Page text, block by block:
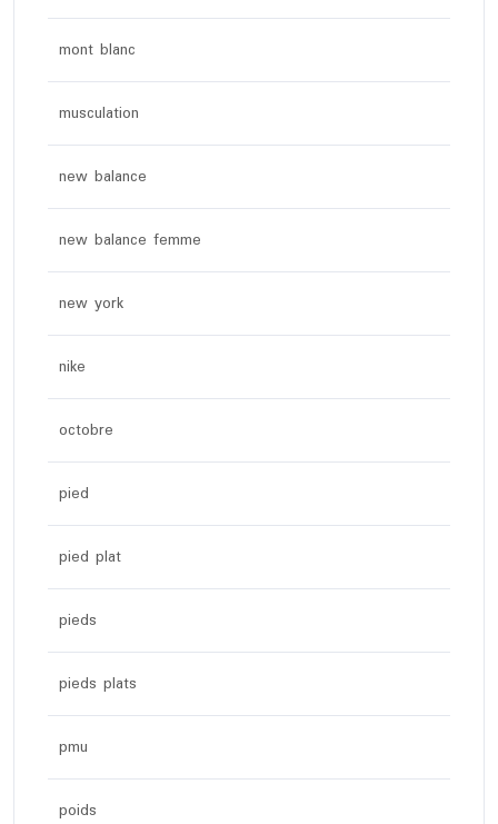
mont blanc
musculation
new balance
new balance femme
new york
nike
octobre
pied
pied plat
pieds
pieds plats
pmu
poids